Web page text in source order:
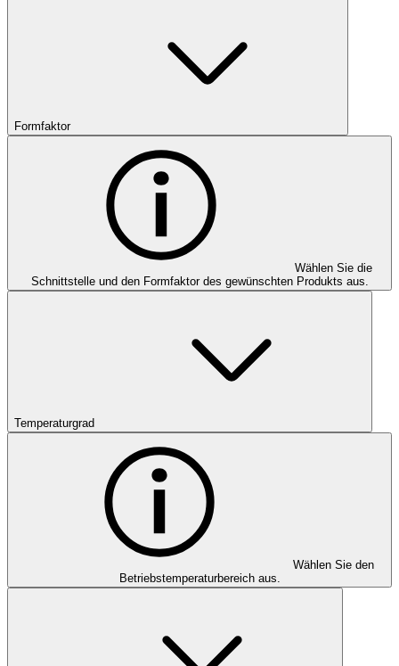
Formfaktor
Wählen Sie die
Schnittstelle und den Formfaktor des gewünschten Produkts aus.
Temperaturgrad
Wählen Sie den
Betriebstemperaturbereich aus.